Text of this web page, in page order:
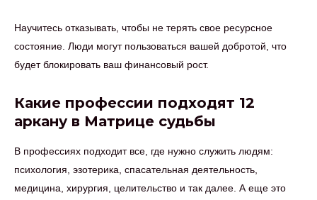
Научитесь отказывать, чтобы не терять свое ресурсное
состояние. Люди могут пользоваться вашей добротой, что
будет блокировать ваш финансовый рост.
Какие профессии подходят 12
аркану в Матрице судьбы
В профессиях подходит все, где нужно служить людям:
психология, эзотерика, спасательная деятельность,
медицина, хирургия, целительство и так далее. А еще это